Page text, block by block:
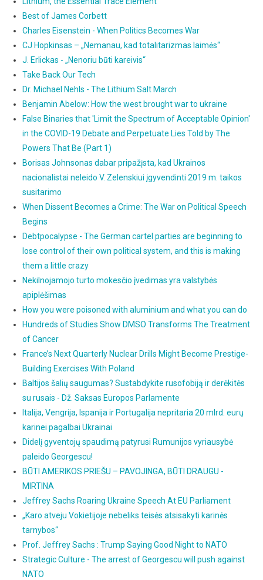
Best of James Corbett
Charles Eisenstein - When Politics Becomes War
CJ Hopkinsas – „Nemanau, kad totalitarizmas laimės“
J. Erlickas - „Nenoriu būti kareivis“
Take Back Our Tech
Dr. Michael Nehls - The Lithium Salt March
Benjamin Abelow: How the west brought war to ukraine
False Binaries that 'Limit the Spectrum of Acceptable Opinion'
in the COVID-19 Debate and Perpetuate Lies Told by The
Powers That Be (Part 1)
Borisas Johnsonas dabar pripažįsta, kad Ukrainos
nacionalistai neleido V. Zelenskiui įgyvendinti 2019 m. taikos
susitarimo
When Dissent Becomes a Crime: The War on Political Speech
Begins
Debtpocalypse - The German cartel parties are beginning to
lose control of their own political system, and this is making
them a little crazy
Nekilnojamojo turto mokesčio įvedimas yra valstybės
apiplėšimas
How you were poisoned with aluminium and what you can do
Hundreds of Studies Show DMSO Transforms The Treatment
of Cancer
France’s Next Quarterly Nuclear Drills Might Become Prestige-
Building Exercises With Poland
Baltijos šalių saugumas? Sustabdykite rusofobiją ir derėkitės
su rusais - Dž. Saksas Europos Parlamente
Italija, Vengrija, Ispanija ir Portugalija nepritaria 20 mlrd. eurų
karinei pagalbai Ukrainai
Didelį gyventojų spaudimą patyrusi Rumunijos vyriausybė
paleido Georgescu!
BŪTI AMERIKOS PRIEŠU – PAVOJINGA, BŪTI DRAUGU -
MIRTINA
Jeffrey Sachs Roaring Ukraine Speech At EU Parliament
„Karo atveju Vokietijoje nebeliks teisės atsisakyti karinės
tarnybos“
Prof. Jeffrey Sachs : Trump Saying Good Night to NATO
Strategic Culture - The arrest of Georgescu will push against
NATO